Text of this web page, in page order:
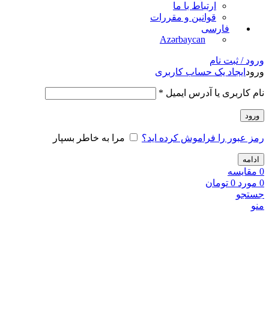
ارتباط با ما
قوانین و مقررات
فارسی
Azərbaycan
ورود / ثبت نام
ورود ایجاد یک حساب کاربری
نام کاربری یا آدرس ایمیل *
ورود
رمز عبور را فراموش کرده اید؟ مرا به خاطر بسپار
ادامه
0 مقايسه
0 مورد 0 تومان
جستجو
منو